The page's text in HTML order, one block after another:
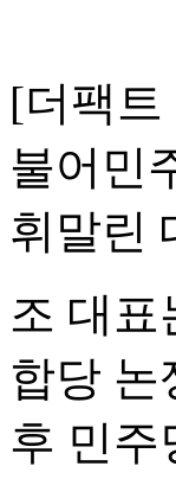
[더팩트
불어민
휘말린
조 대표
합당 논
후 민주